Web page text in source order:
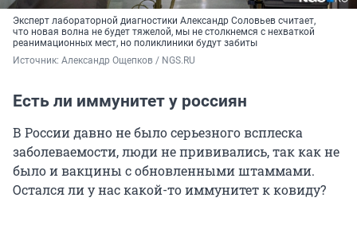
Эксперт лабораторной диагностики Александр Соловьев считает,
что новая волна не будет тяжелой, мы не столкнемся с нехваткой
реанимационных мест, но поликлиники будут забиты
Источник: Александр Ощепков / NGS.RU
Есть ли иммунитет у россиян
В России давно не было серьезного всплеска
заболеваемости, люди не прививались, так как не
было и вакцины с обновленными штаммами.
Остался ли у нас какой-то иммунитет к ковиду?